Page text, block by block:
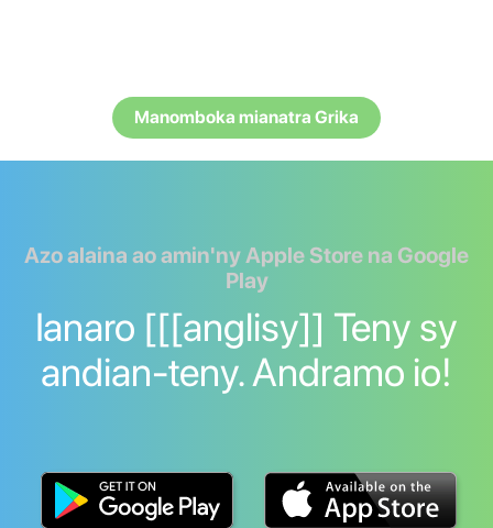
Manomboka mianatra Grika
Azo alaina ao amin'ny Apple Store na Google
Play
Ianaro [[[anglisy]] Teny sy
andian-teny. Andramo io!